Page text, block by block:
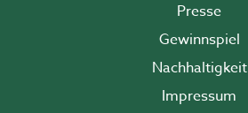
Presse
Gewinnspiel
Nachhaltigkeit
Impressum